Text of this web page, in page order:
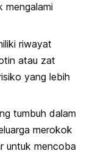
mengalami
riwayat
atau zat
yang lebih
tumbuh dalam
merokok
untuk mencoba